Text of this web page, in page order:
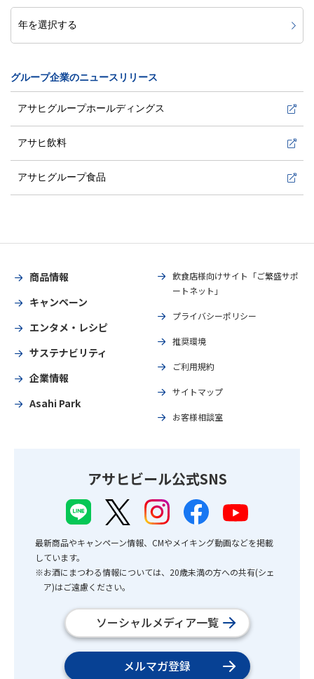
グループ企業のニュースリリース
アサヒグループホールディングス
アサヒ飲料
アサヒグループ食品
商品情報
キャンペーン
エンタメ・レシピ
サステナビリティ
企業情報
Asahi Park
飲食店様向けサイト「ご繁盛サポ
ートネット」
プライバシーポリシー
推奨環境
ご利用規約
サイトマップ
お客様相談室
アサヒビール公式SNS
最新商品やキャンペーン情報、CMやメイキング動画などを掲載
しています。
※お酒にまつわる情報については、20歳未満の方への共有(シェ
ア)はご遠慮ください。
ソーシャルメディア一覧
メルマガ登録